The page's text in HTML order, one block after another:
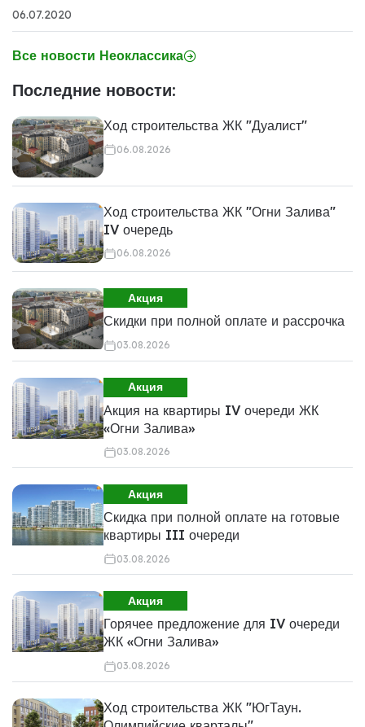
06.07.2020
Все новости Неоклассика
Последние новости:
Ход строительства ЖК "Дуалист"
06.08.2026
Ход строительства ЖК "Огни Залива"
IV очередь
06.08.2026
Акция
Скидки при полной оплате и рассрочка
03.08.2026
Акция
Акция на квартиры IV очереди ЖК
«Огни Залива»
03.08.2026
Акция
Скидка при полной оплате на готовые
квартиры III очереди
03.08.2026
Акция
Горячее предложение для IV очереди
ЖК «Огни Залива»
03.08.2026
Ход строительства ЖК "ЮгТаун.